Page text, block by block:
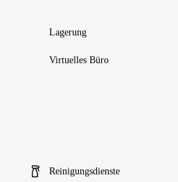
Lagerung
Virtuelles Büro
Reinigungsdienste